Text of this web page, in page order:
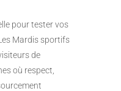
pour tester vos
Mardis sportifs
de
où respect,